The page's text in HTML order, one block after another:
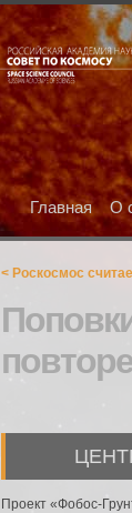
Главная О
< Роскосмос
Проект «Фобос-